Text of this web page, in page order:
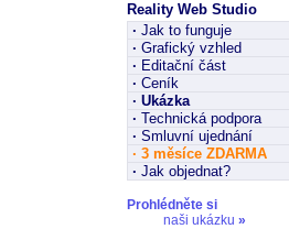
Reality Web Studio
· Jak to funguje
· Grafický vzhled
· Editační část
· Ceník
· Ukázka
· Technická podpora
· Smluvní ujednání
· 3 měsíce ZDARMA
· Jak objednat?
Prohlédněte si
naši ukázku »